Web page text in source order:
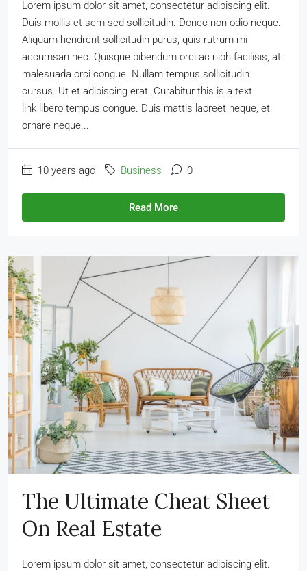
Lorem ipsum dolor sit amet, consectetur adipiscing elit.
Duis mollis et sem sed sollicitudin. Donec non odio neque.
Aliquam hendrerit sollicitudin purus, quis rutrum mi
accumsan nec. Quisque bibendum orci ac nibh facilisis, at
malesuada orci congue. Nullam tempus sollicitudin
cursus. Ut et adipiscing erat. Curabitur this is a text
link libero tempus congue. Duis mattis laoreet neque, et
ornare neque...
10 years ago Business 0
Read More
The Ultimate Cheat Sheet
On Real Estate
Lorem ipsum dolor sit amet, consectetur adipiscing elit.